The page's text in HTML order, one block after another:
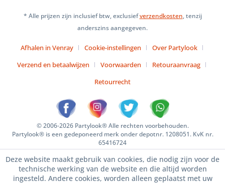
* Alle prijzen zijn inclusief btw, exclusiefverzendkosten, tenzij
anderszins aangegeven.
Afhalen in Venray Cookie-instellingen
Over Partylook
Verzend en betaalwijzen
Voorwaarden
Retouraanvraag
Retourrecht
© 2006-2026 Partylook® Alle rechten voorbehouden.
Partylook® is een gedeponeerd merk onder depotnr. 1208051. KvK nr.
65416724
Deze website maakt gebruik van cookies, die nodig zijn voor de
technische werking van de website en die altijd worden
ingesteld. Andere cookies, worden alleen geplaatst met uw